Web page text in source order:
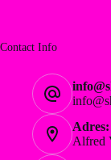
Contact Info
Adres:
Alfred